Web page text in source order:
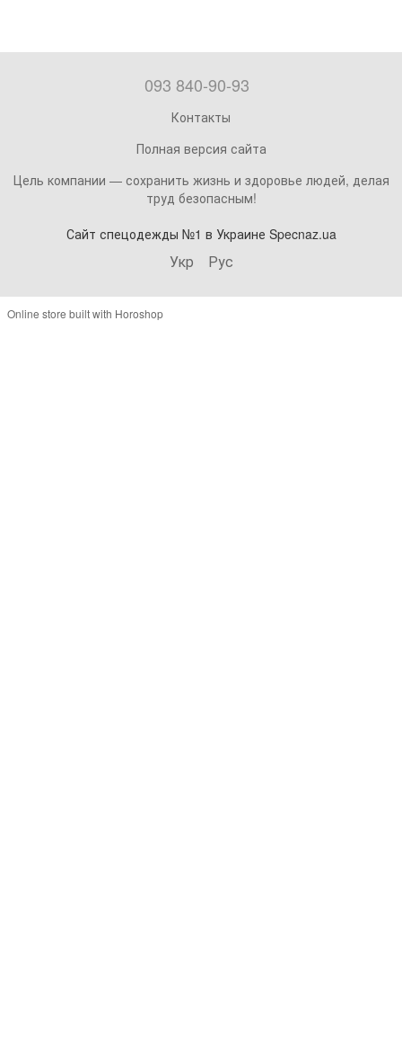
093 840-90-93
Контакты
Полная версия сайта
Цель компании — сохранить жизнь и здоровье людей, делая
труд безопасным!
Сайт спецодежды №1 в Украине Specnaz.ua
Укр Рус
Online store built with Horoshop